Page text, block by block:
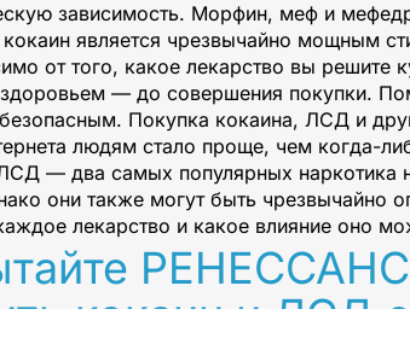
зависимость. Морфин, меф и
является чрезвычайно мощным
от того, какое лекарство вы
— до совершения покупки.
Покупка кокаина, ЛСД и
людям стало проще, чем когда-
— два самых популярных наркотика
они также могут быть чрезвычайно
лекарство и какое влияние оно
кокаин и ЛСД